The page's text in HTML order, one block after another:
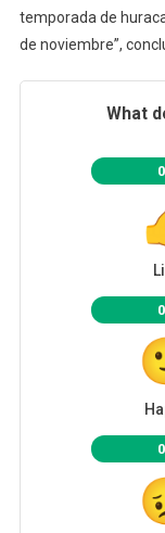
temporada de
de noviembre”,
What